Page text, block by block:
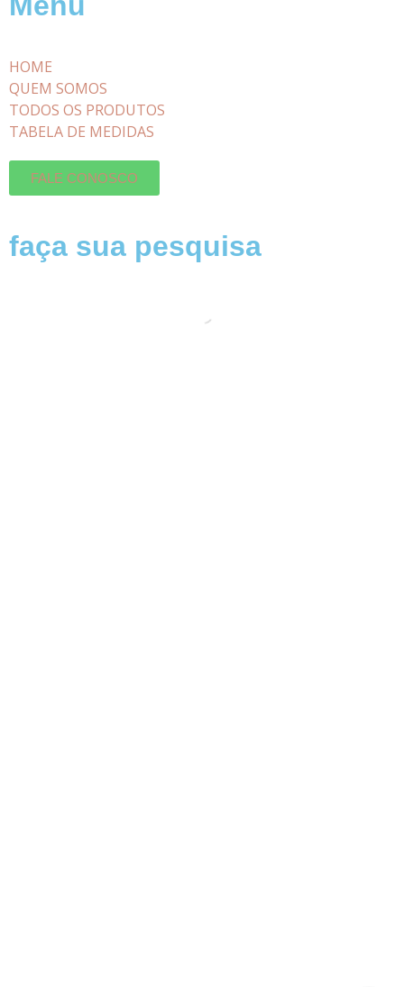
HOME
QUEM SOMOS
TODOS OS PRODUTOS
TABELA DE MEDIDAS
FALE CONOSCO
faça sua pesquisa